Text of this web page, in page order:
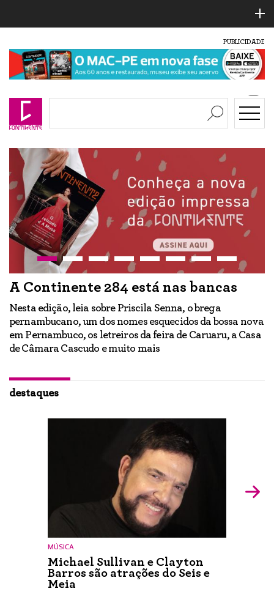
PUBLICIDADE
A Continente 284 está nas bancas
Nesta edição, leia sobre Priscila Senna, o brega
pernambucano, um dos nomes esquecidos da bossa nova
em Pernambuco, os letreiros da feira de Caruaru, a Casa
de Câmara Cascudo e muito mais
destaques
MÚSICA
Michael Sullivan e Clayton
Barros são atrações do Seis e
Meia